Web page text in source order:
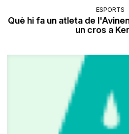
ESPORTS
Què hi fa un atleta de
un cros a